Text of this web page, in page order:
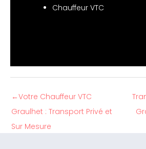
Chauffeur VTC
←Votre Chauffeur VTC
Graulhet : Transport Privé et
Sur Mesure